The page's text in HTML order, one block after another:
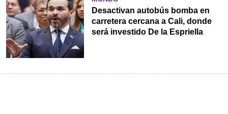
Desactivan autobús bomba en
carretera cercana a Cali, donde
será investido De la Espriella